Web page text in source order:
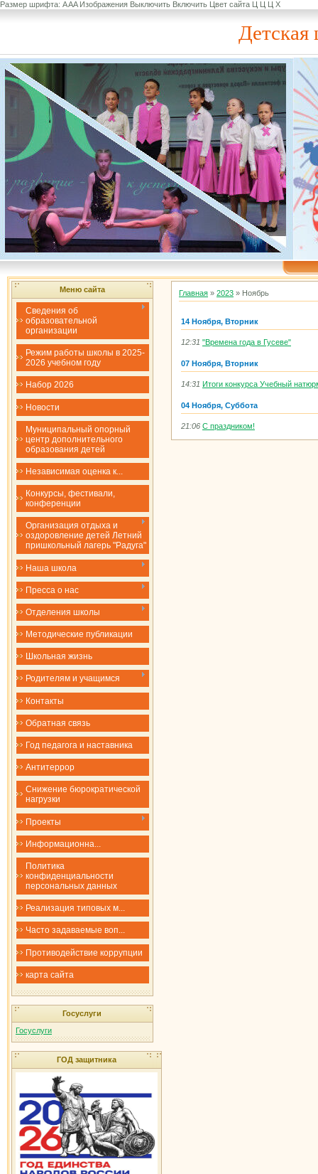
Размер шрифта: AAAИзображения Выключить Включить Цвет сайта Ц Ц Ц Х
Детская
Меню сайта
Сведения об
образовательной
организации
Режим работы школы в 2025-
2026 учебном году
Набор 2026
Новости
Муниципальный опорный
центр дополнительного
образования детей
Независимая оценка к...
Конкурсы, фестивали,
конференции
Организация отдыха и
оздоровление детей Летний
пришкольный лагерь "Радуга"
Наша школа
Пресса о нас
Отделения школы
Методические публикации
Школьная жизнь
Родителям и учащимся
Контакты
Обратная связь
Год педагога и наставника
Антитеррор
Снижение бюрократической
нагрузки
Проекты
​​​​​​​Информационна...
Политика
конфиденциальности
персональных данных
Реализация типовых м...
Часто задаваемые воп...
Противодействие коррупции
карта сайта
Госуслуги
Госуслуги
ГОД защитника
Главная » 2023 » Ноябрь
14 Ноября, Вторник
12:31 "Времена года в Гусеве"
07 Ноября, Вторник
14:31 Итоги конкурса Учебный
04 Ноября, Суббота
21:06 С праздником!